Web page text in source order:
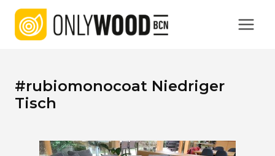
Zum
Inhalt
springen
#rubiomonocoat Niedriger
Tisch